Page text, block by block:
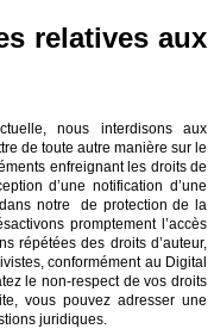
relatives aux
nous interdisons aux
de toute autre manière sur le
enfreignant les droits de
d’une notification d’une
notre de protection de la
promptement l’accès
répétées des droits d’auteur,
conformément au Digital
le non-respect de vos droits
vous pouvez adresser une
juridiques.